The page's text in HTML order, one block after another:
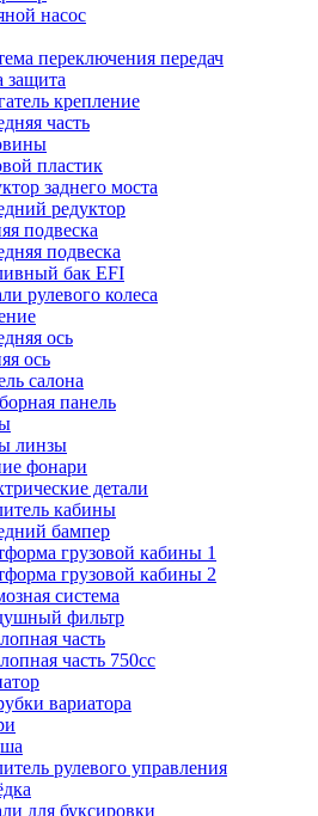
насос
переключения передач
защита
крепление
часть
пластик
заднего моста
редуктор
подвеска
подвеска
бак EFI
рулевого колеса
ось
ось
салона
панель
линзы
фонари
детали
кабины
бампер
грузовой кабины 1
грузовой кабины 2
система
фильтр
часть
часть 750cc
вариатора
рулевого управления
для буксировки